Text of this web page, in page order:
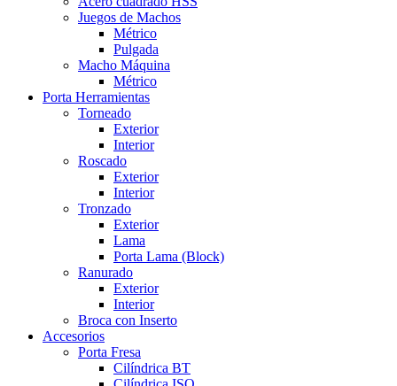
Juegos de Machos
Métrico
Pulgada
Macho Máquina
Métrico
Porta Herramientas
Torneado
Exterior
Interior
Roscado
Exterior
Interior
Tronzado
Exterior
Lama
Porta Lama (Block)
Ranurado
Exterior
Interior
Broca con Inserto
Accesorios
Porta Fresa
Cilíndrica BT